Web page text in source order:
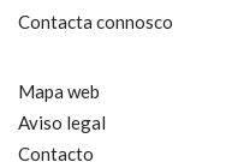
Contacta connosco
Mapa web
Aviso legal
Contacto